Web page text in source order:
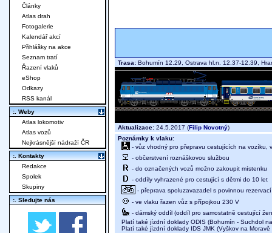
Trasa: Bohumín 12.29, Ostrava hl.n. 12.37-12.39,
Aktualizace: 24.5.2017 (Filip Novotný)
Poznámky k vlaku:
- vůz vhodný pro přepravu cestujících na vozíku,
- občerstvení roznáškovou službou
- do označených vozů možno zakoupit místenku
- oddíly vyhrazené pro cestující s dětmi do 10 let
- přeprava spoluzavazadel s povinnou
- ve vlaku řazen vůz s přípojkou 230 V
- dámský oddíl (oddíl pro samostatně cestující
Platí také jízdní doklady ODIS (Bohumín - Suchdol
Platí také jízdní doklady IDS JMK (Vyškov na Moravě
Články
Atlas drah
Fotogalerie
Kalendář akcí
Přihlášky na akce
Seznam tratí
Řazení vlaků
eShop
Odkazy
RSS kanál
:. Weby
Atlas lokomotiv
Atlas vozů
Nejkrásnější nádraží ČR
:. Kontakty
Redakce
Spolek
Skupiny
:. Sledujte nás